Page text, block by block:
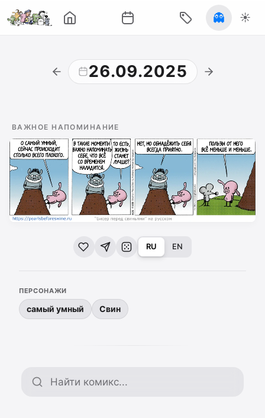
👻 ☀️
26.09.2025
ВАЖНОЕ НАПОМИНАНИЕ
RU EN
ПЕРСОНАЖИ
самый умный Свин
Поиск по архиву